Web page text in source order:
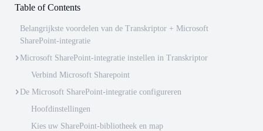
Table of Contents
Belangrijkste voordelen van de Transkriptor + Microsoft
SharePoint-integratie
Microsoft SharePoint-integratie instellen in Transkriptor
Verbind Microsoft Sharepoint
De Microsoft SharePoint-integratie configureren
Hoofdinstellingen
Kies uw SharePoint-bibliotheek en map